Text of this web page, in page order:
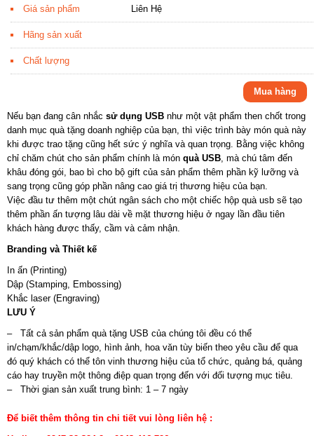
Giá sản phẩm Liên Hệ
Hãng sản xuất
Chất lượng
Mua hàng
Nếu bạn đang cân nhắc sử dụng USB như một vật phẩm then chốt trong
danh mục quà tặng doanh nghiệp của bạn, thì việc trình bày món quà này
khi được trao tặng cũng hết sức ý nghĩa và quan trọng. Bằng việc không
chỉ chăm chút cho sản phẩm chính là món quà USB , mà chú tâm đến
khâu đóng gói, bao bì cho bộ gift của sản phẩm thêm phần kỹ lưỡng và
sang trọng cũng góp phần nâng cao giá trị thương hiệu của bạn.
Việc đầu tư thêm một chút ngân sách cho một chiếc hộp quà usb sẽ tạo
thêm phần ấn tượng lâu dài về mặt thương hiệu ở ngay lần đầu tiên
khách hàng được thấy, cầm và cảm nhận.
Branding và Thiết kế
In ấn (Printing)
Dập (Stamping, Embossing)
Khắc laser (Engraving)
LƯU Ý
– Tất cả sản phẩm quà tặng USB của chúng tôi đều có thể
in/chạm/khắc/dập logo, hình ảnh, hoa văn tùy biến theo yêu cầu để qua
đó quý khách có thể tôn vinh thương hiệu của tổ chức, quảng bá, quảng
cáo hay truyền một thông điệp quan trọng đến với đối tượng mục tiêu.
– Thời gian sản xuất trung bình: 1 – 7 ngày
Để biết thêm thông tin chi tiết vui lòng liên hệ :